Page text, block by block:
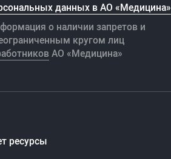
данных в АО «Медицина»
о наличии запретов и
кругом лиц
АО «Медицина»
ресурсы